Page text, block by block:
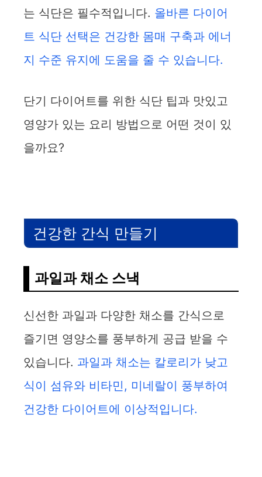
는 식단은 필수적입니다. 올바른 다이어
트 식단 선택은 건강한 몸매 구축과 에너
지 수준 유지에 도움을 줄 수 있습니다.
단기 다이어트를 위한 식단 팁과 맛있고
영양가 있는 요리 방법으로 어떤 것이 있
을까요?
건강한 간식 만들기
과일과 채소 스낵
신선한 과일과 다양한 채소를 간식으로
즐기면 영양소를 풍부하게 공급 받을 수
있습니다. 과일과 채소는 칼로리가 낮고
식이 섬유와 비타민, 미네랄이 풍부하여
건강한 다이어트에 이상적입니다.